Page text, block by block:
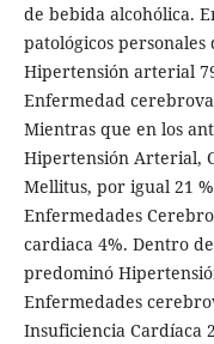
de bebida alcohólica.
patológicos
Hipertensión arterial
Enfermedad
Mientras que en los
Hipertensión Arterial,
Mellitus, por igual 21
Enfermedades
cardiaca 4%. Dentro
predominó
Enfermedades
Insuficiencia Cardíaca